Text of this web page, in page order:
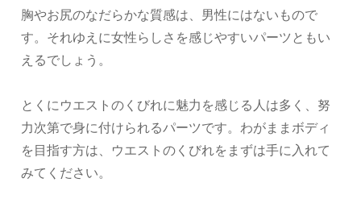
胸やお尻のなだらかな質感は、男性にはないもので
す。それゆえに女性らしさを感じやすいパーツともい
えるでしょう。
とくにウエストのくびれに魅力を感じる人は多く、努
力次第で身に付けられるパーツです。わがままボディ
を目指す方は、ウエストのくびれをまずは手に入れて
みてください。